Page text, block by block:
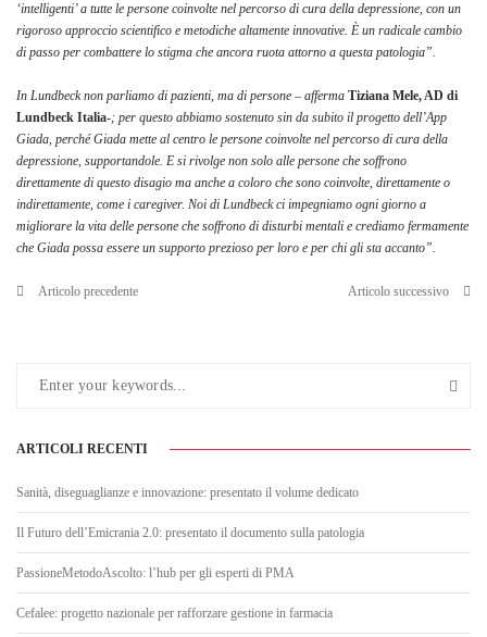
‘intelligenti’ a tutte le persone coinvolte nel percorso di cura della depressione, con un
rigoroso approccio scientifico e metodiche altamente innovative. È un radicale cambio
di passo per combattere lo stigma che ancora ruota attorno a questa patologia”.
In Lundbeck non parliamo di pazienti, ma di persone – afferma Tiziana Mele, AD di
Lundbeck Italia-; per questo abbiamo sostenuto sin da subito il progetto dell’App
Giada, perché Giada mette al centro le persone coinvolte nel percorso di cura della
depressione, supportandole. E si rivolge non solo alle persone che soffrono
direttamente di questo disagio ma anche a coloro che sono coinvolte, direttamente o
indirettamente, come i caregiver. Noi di Lundbeck ci impegniamo ogni giorno a
migliorare la vita delle persone che soffrono di disturbi mentali e crediamo fermamente
che Giada possa essere un supporto prezioso per loro e per chi gli sta accanto”.
Articolo precedente Articolo successivo
ARTICOLI RECENTI
Sanità, diseguaglianze e innovazione: presentato il volume dedicato
Il Futuro dell’Emicrania 2.0: presentato il documento sulla patologia
PassioneMetodoAscolto: l’hub per gli esperti di PMA
Cefalee: progetto nazionale per rafforzare gestione in farmacia